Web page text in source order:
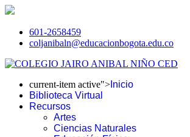
601-2658459
coljanibaln@educacionbogota.edu.co
current-item active"> Inicio
Biblioteca Virtual
Recursos
Artes
Ciencias Naturales